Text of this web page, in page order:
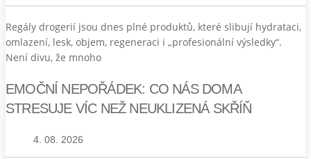
Regály drogerií jsou dnes plné produktů, které slibují hydrataci,
omlazení, lesk, objem, regeneraci i „profesionální výsledky“.
Není divu, že mnoho
EMOČNÍ NEPOŘÁDEK: CO NÁS DOMA
STRESUJE VÍC NEŽ NEUKLIZENÁ SKŘÍŇ
4. 08. 2026